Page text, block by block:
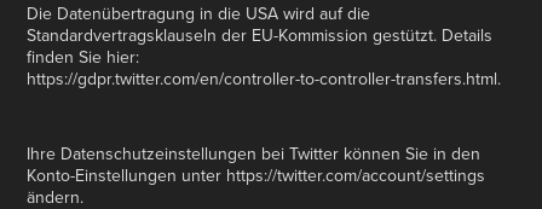
Die Datenübertragung in die USA wird auf die
Standardvertragsklauseln der EU-Kommission gestützt. Details
finden Sie hier:
https://gdpr.twitter.com/en/controller-to-controller-transfers.html.
Ihre Datenschutzeinstellungen bei Twitter können Sie in den
Konto-Einstellungen unter https://twitter.com/account/settings
ändern.